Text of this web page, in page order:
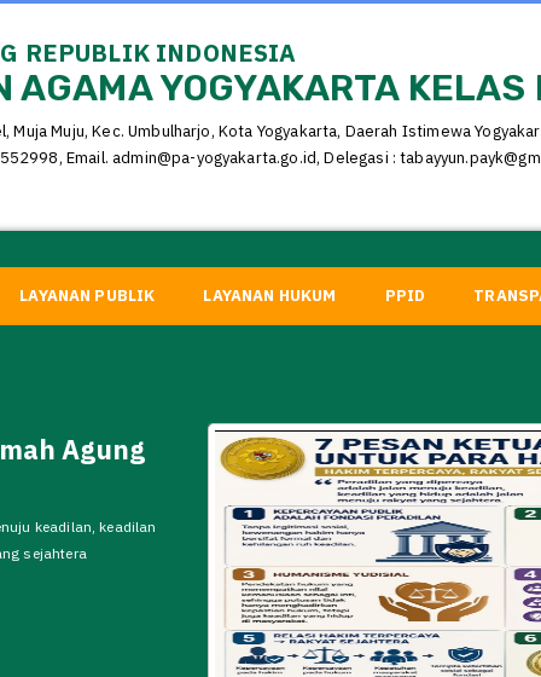
REPUBLIK INDONESIA
AGAMA YOGYAKARTA KELAS
Muja Muju, Kec. Umbulharjo, Kota Yogyakarta, Daerah Istimewa
Email. admin@pa-yogyakarta.go.id, Delegasi :
PPID
LAYANAN HUKUM
LAYANAN PUBLIK
Agung
keadilan, keadilan
sejahtera